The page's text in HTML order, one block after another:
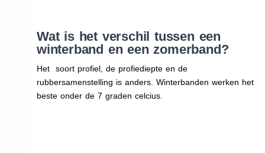
Wat is het verschil tussen een
winterband en een zomerband?
Het soort profiel, de profiediepte en de
rubbersamenstelling is anders. Winterbanden werken het
beste onder de 7 graden celcius.